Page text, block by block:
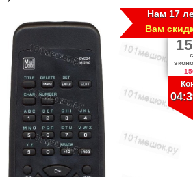
Нам 17
Вам
15